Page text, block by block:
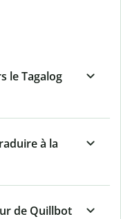
le Tagalog
à la
de Quillbot